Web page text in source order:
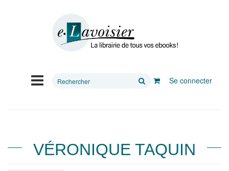
Rechercher
Se connecter
VÉRONIQUE TAQUIN